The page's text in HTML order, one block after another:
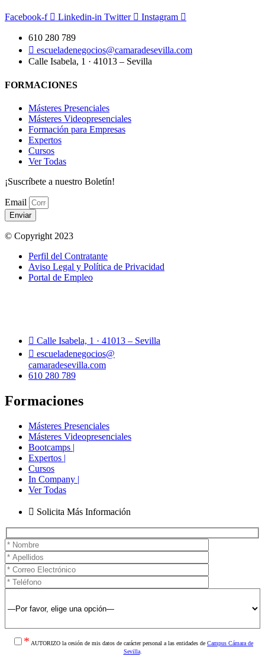
Facebook-f Linkedin-in Twitter Instagram
610 280 789
escueladenegocios@camaradesevilla.com
Calle Isabela, 1 · 41013 – Sevilla
FORMACIONES
Másteres Presenciales
Másteres Videopresenciales
Formación para Empresas
Expertos
Cursos
Ver Todas
¡Suscríbete a nuestro Boletín!
Email
Enviar
© Copyright 2023
Perfil del Contratante
Aviso Legal y Política de Privacidad
Portal de Empleo
Calle Isabela, 1 · 41013 – Sevilla
escueladenegocios@
camaradesevilla.com
610 280 789
Formaciones
Másteres Presenciales
Másteres Videopresenciales
Bootcamps |
Expertos |
Cursos
In Company |
Ver Todas
Solicita Más Información
* AUTORIZO la cesión de mis datos de carácter personal a las entidades de Campus Cámara de
Sevilla.